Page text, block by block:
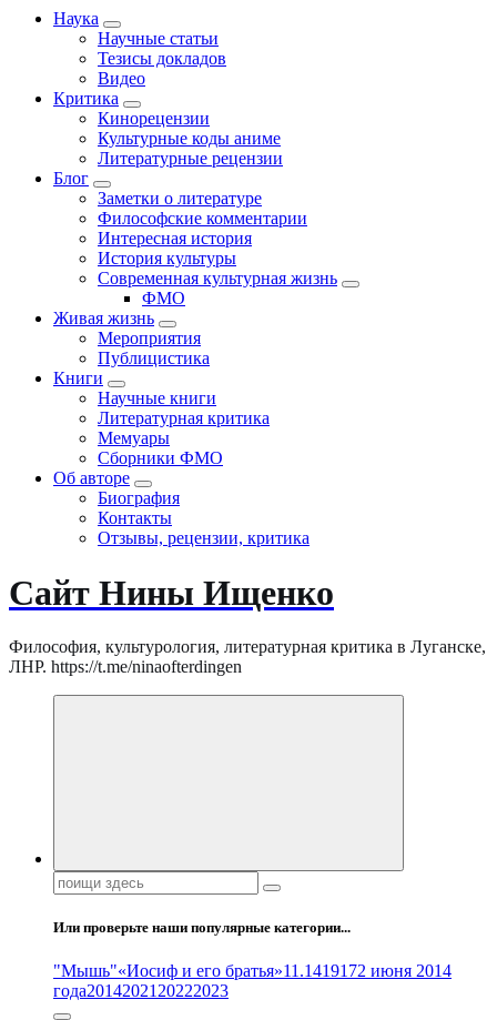
Наука
Научные статьи
Тезисы докладов
Видео
Критика
Кинорецензии
Культурные коды аниме
Литературные рецензии
Блог
Заметки о литературе
Философские комментарии
Интересная история
История культуры
Современная культурная жизнь
ФМО
Живая жизнь
Мероприятия
Публицистика
Книги
Научные книги
Литературная критика
Мемуары
Сборники ФМО
Об авторе
Биография
Контакты
Отзывы, рецензии, критика
Сайт Нины Ищенко
Философия, культурология, литературная критика в Луганске,
ЛНР. https://t.me/ninaofterdingen
Поиск:
Или проверьте наши популярные категории...
"Мышь"«Иосиф и его братья»11.1419172 июня 2014
года2014202120222023